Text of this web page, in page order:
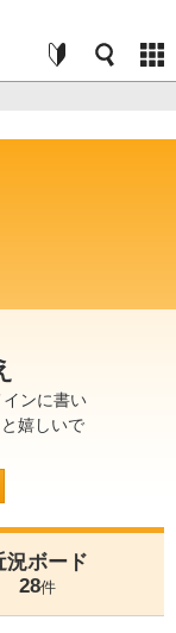
ンに書い
嬉しいで
況ボード
28件